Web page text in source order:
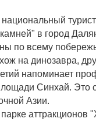
в город
по всему
на динозавра,
напоминает
Синхай. Это
Азии.
аттракционов